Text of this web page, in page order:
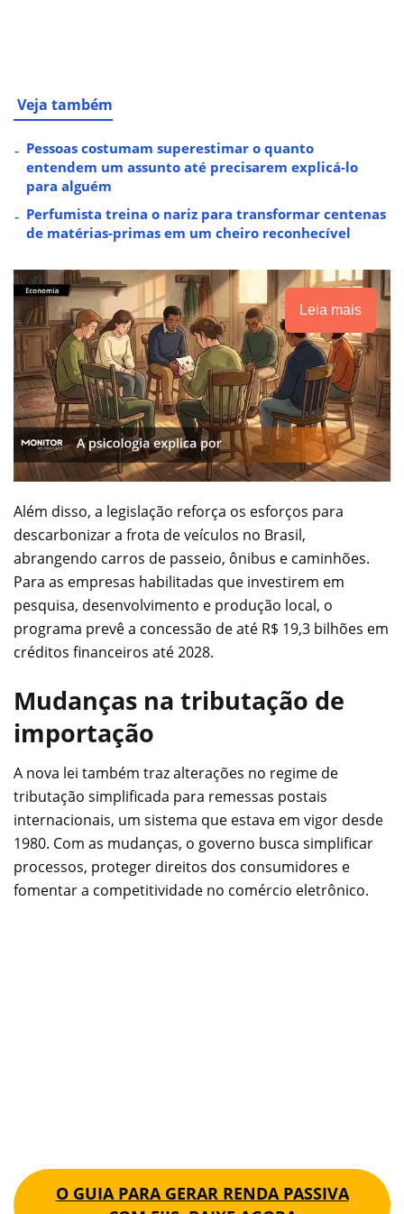
Veja também
Pessoas costumam superestimar o quanto
entendem um assunto até precisarem explicá-lo
para alguém
Perfumista treina o nariz para transformar centenas
de matérias-primas em um cheiro reconhecível
Leia mais
Além disso, a legislação reforça os esforços para
descarbonizar a frota de veículos no Brasil,
abrangendo carros de passeio, ônibus e caminhões.
Para as empresas habilitadas que investirem em
pesquisa, desenvolvimento e produção local, o
programa prevê a concessão de até R$ 19,3 bilhões em
créditos financeiros até 2028.
Mudanças na tributação de
importação
A nova lei também traz alterações no regime de
tributação simplificada para remessas postais
internacionais, um sistema que estava em vigor desde
1980. Com as mudanças, o governo busca simplificar
processos, proteger direitos dos consumidores e
fomentar a competitividade no comércio eletrônico.
O GUIA PARA GERAR RENDA PASSIVA